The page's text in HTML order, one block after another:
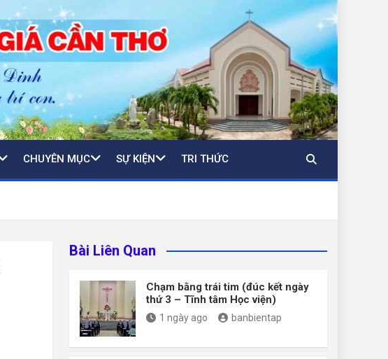
CHUYÊN MỤC SỰ KIỆN TRI THỨC
Bài Liên Quan
Chạm bằng trái tim (đúc kết ngày
thứ 3 – Tĩnh tâm Học viện)
1 ngày ago banbientap